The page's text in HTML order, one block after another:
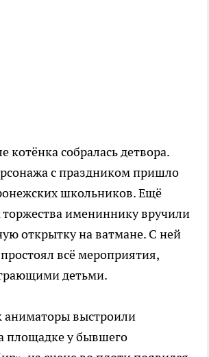
котёнка собралась детвора.
с праздником пришло
школьников. Ещё
имениннику вручили
открытку на ватмане. С ней
всё мероприятия,
детьми.
аниматоры выстроили
площадке у бывшего